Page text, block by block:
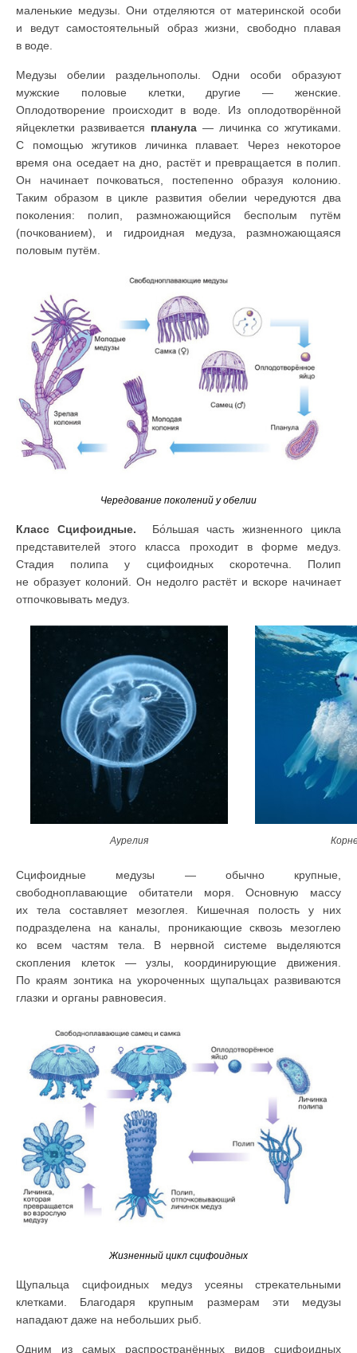
маленькие медузы. Они отделяются от материнской особи
и ведут самостоятельный образ жизни, свободно плавая
в воде.
Медузы обелии раздельнополы. Одни особи образуют
мужские половые клетки, другие — женские.
Оплодотворение происходит в воде. Из оплодотворённой
яйцеклетки развивается планула — личинка со жгутиками.
С помощью жгутиков личинка плавает. Через некоторое
время она оседает на дно, растёт и превращается в полип.
Он начинает почковаться, постепенно образуя колонию.
Таким образом в цикле развития обелии чередуются два
поколения: полип, размножающийся бесполым путём
(почкованием), и гидроидная медуза, размножающаяся
половым путём.
Чередование поколений у обелии
Класс Сцифоидные. Бо́льшая часть жизненного цикла
представителей этого класса проходит в форме медуз.
Стадия полипа у сцифоидных скоротечна. Полип
не образует колоний. Он недолго растёт и вскоре начинает
отпочковывать медуз.
Аурелия
Сцифоидные медузы — обычно крупные,
свободноплавающие обитатели моря. Основную массу
их тела составляет мезоглея. Кишечная полость у них
подразделена на каналы, проникающие сквозь мезоглею
ко всем частям тела. В нервной системе выделяются
скопления клеток — узлы, координирующие движения.
По краям зонтика на укороченных щупальцах развиваются
глазки и органы равновесия.
Жизненный цикл сцифоидных
Щупальца сцифоидных медуз усеяны стрекательными
клетками. Благодаря крупным размерам эти медузы
нападают даже на небольших рыб.
Одним из самых распространённых видов сцифоидных